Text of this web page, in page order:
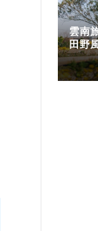
雲南
田野